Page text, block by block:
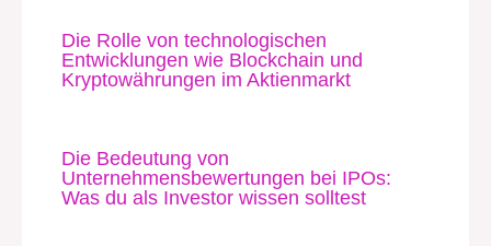
Die Rolle von technologischen
Entwicklungen wie Blockchain und
Kryptowährungen im Aktienmarkt
Die Bedeutung von
Unternehmensbewertungen bei IPOs:
Was du als Investor wissen solltest